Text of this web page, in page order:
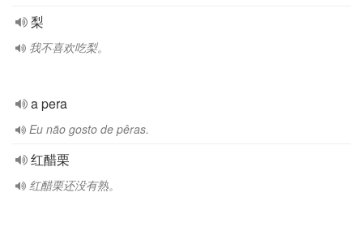
梨
我不喜欢吃梨。
a pera
Eu não gosto de pêras.
红醋栗
红醋栗还没有熟。